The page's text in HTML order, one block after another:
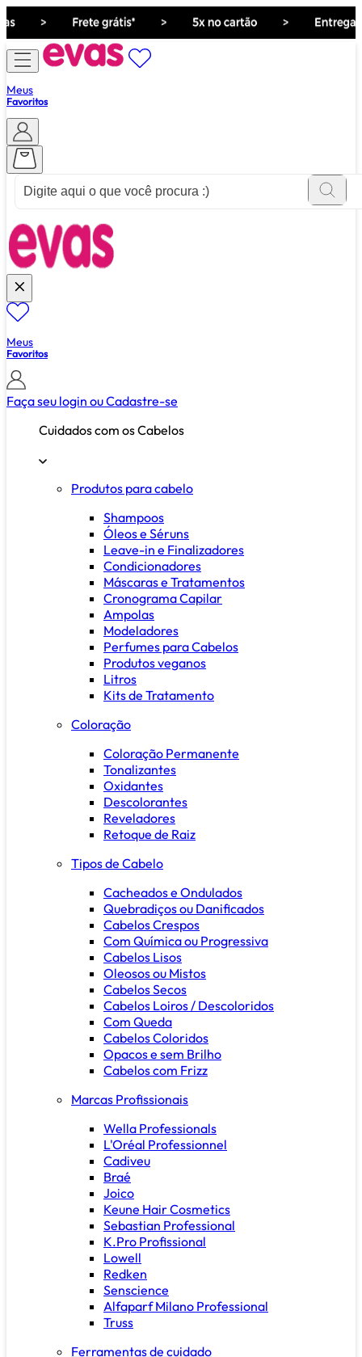
Meus
Favoritos
Meus
Favoritos
Faça seu login ouCadastre-se
Cuidados com os Cabelos
Produtos para cabelo
Shampoos
Óleos e Séruns
Leave-in e Finalizadores
Condicionadores
Máscaras e Tratamentos
Cronograma Capilar
Ampolas
Modeladores
Perfumes para Cabelos
Produtos veganos
Litros
Kits de Tratamento
Coloração
Coloração Permanente
Tonalizantes
Oxidantes
Descolorantes
Reveladores
Retoque de Raiz
Tipos de Cabelo
Cacheados e Ondulados
Quebradiços ou Danificados
Cabelos Crespos
Com Química ou Progressiva
Cabelos Lisos
Oleosos ou Mistos
Cabelos Secos
Cabelos Loiros / Descoloridos
Com Queda
Cabelos Coloridos
Opacos e sem Brilho
Cabelos com Frizz
Marcas Profissionais
Wella Professionals
L'Oréal Professionnel
Cadiveu
Braé
Joico
Keune Hair Cosmetics
Sebastian Professional
K.Pro Profissional
Lowell
Redken
Senscience
Alfaparf Milano Professional
Truss
Ferramentas de cuidado